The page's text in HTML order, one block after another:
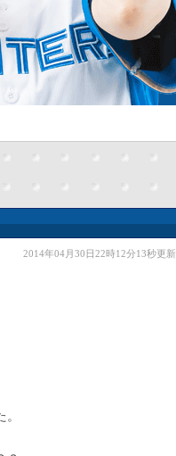
2014年04月30日22時12分13秒更新